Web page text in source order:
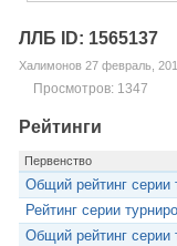
ЛЛБ ID: 1565137
Халимонов 27 февраль,
Просмотров: 1347
Рейтинги
Первенство
Общий рейтинг серии
Рейтинг серии
Общий рейтинг серии